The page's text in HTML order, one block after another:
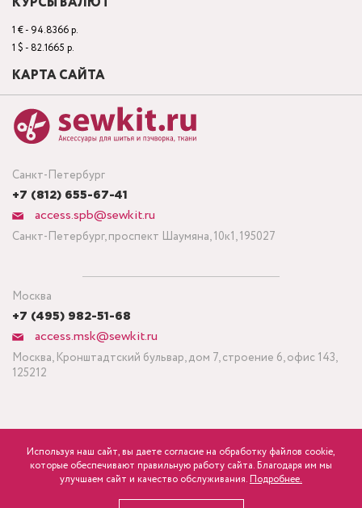
розница Минимальный заказ ткани от 3 метров
Санкт-Петербург
+7 (812) 655-67-41
access.spb@sewkit.ru
Санкт-Петербург, проспект Шаумяна, 10к1, 195027
Москва
+7 (495) 982-51-68
access.msk@sewkit.ru
Москва, Кронштадтский бульвар, дом 7, строение 6, офис 143,
125212
1 € - 94.8366 р.
1 $ - 82.1665 р.
КАРТА САЙТА
Политика конфиденциальности
ПОДПИСАТЬСЯ НА НОВОСТИ
Используя наш сайт, вы даете согласие на обработку файлов cookie,
которые обеспечивают правильную работу сайта. Благодаря им мы
улучшаем сайт и качество обслуживания. Подробнее.